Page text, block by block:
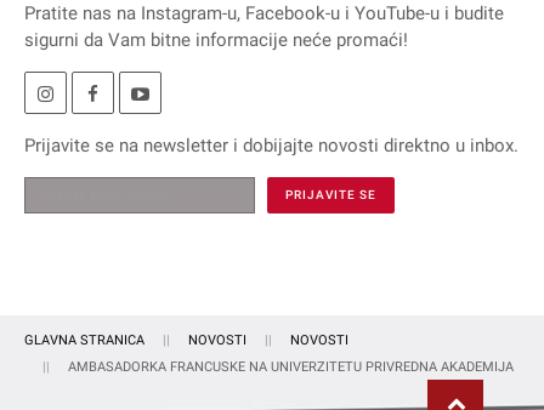
Pratite nas na Instagram-u, Facebook-u i YouTube-u i budite
sigurni da Vam bitne informacije neće promaći!
Prijavite se na newsletter i dobijajte novosti direktno u inbox.
GLAVNA STRANICA NOVOSTI
NOVOSTI
AMBASADORKA FRANCUSKE NA UNIVERZITETU PRIVREDNA AKADEMIJA